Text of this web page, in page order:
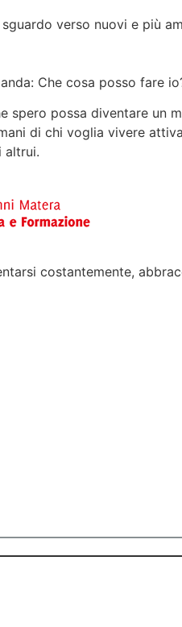
verso nuovi e più
Che cosa posso fare
spero possa diventare un
di chi voglia vivere
altrui.
costantemente,